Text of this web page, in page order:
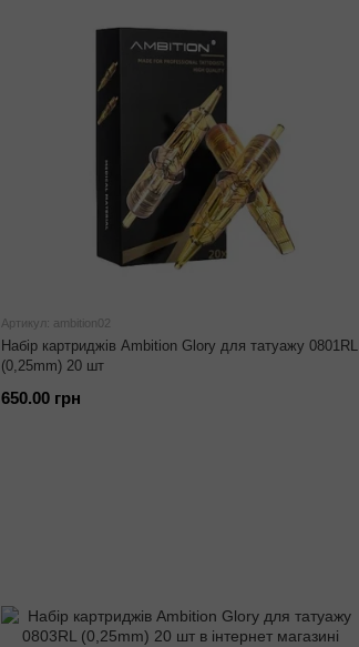
Артикул: ambition02
Набір картриджів Ambition Glory для татуажу 0801RL
(0,25mm) 20 шт
650.00 грн